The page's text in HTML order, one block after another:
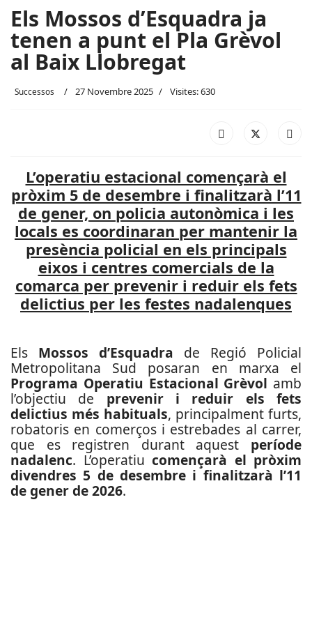
Els Mossos d’Esquadra ja
tenen a punt el Pla Grèvol
al Baix Llobregat
Successos 27 Novembre 2025 Visites: 630
L’operatiu estacional començarà el
pròxim 5 de desembre i finalitzarà l’11
de gener, on policia autonòmica i les
locals es coordinaran per mantenir la
presència policial en els principals
eixos i centres comercials de la
comarca per prevenir i reduir els fets
delictius per les festes nadalenques
Els Mossos d’Esquadra de Regió Policial
Metropolitana Sud posaran en marxa el
Programa Operatiu Estacional Grèvol amb
l’objectiu de prevenir i reduir els fets
delictius més habituals, principalment furts,
robatoris en comerços i estrebades al carrer,
que es registren durant aquest període
nadalenc. L’operatiu començarà el pròxim
divendres 5 de desembre i finalitzarà l’11
de gener de 2026.